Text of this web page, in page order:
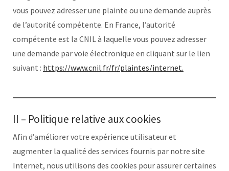
vous pouvez adresser une plainte ou une demande auprès
de l’autorité compétente. En France, l’autorité
compétente est la CNIL à laquelle vous pouvez adresser
une demande par voie électronique en cliquant sur le lien
suivant : https://www.cnil.fr/fr/plaintes/internet.
II – Politique relative aux cookies
Afin d’améliorer votre expérience utilisateur et
augmenter la qualité des services fournis par notre site
Internet, nous utilisons des cookies pour assurer certaines